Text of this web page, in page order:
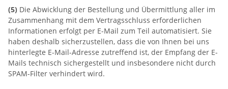
(5) Die Abwicklung der Bestellung und Übermittlung aller im
Zusammenhang mit dem Vertragsschluss erforderlichen
Informationen erfolgt per E-Mail zum Teil automatisiert. Sie
haben deshalb sicherzustellen, dass die von Ihnen bei uns
hinterlegte E-Mail-Adresse zutreffend ist, der Empfang der E-
Mails technisch sichergestellt und insbesondere nicht durch
SPAM-Filter verhindert wird.